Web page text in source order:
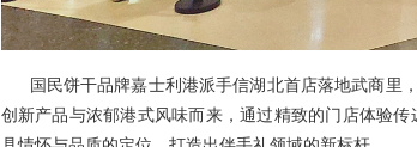
国民饼干品牌嘉士利港派手信湖北首店落地武商里
创新产品与浓郁港式风味而来，通过精致的门店体验